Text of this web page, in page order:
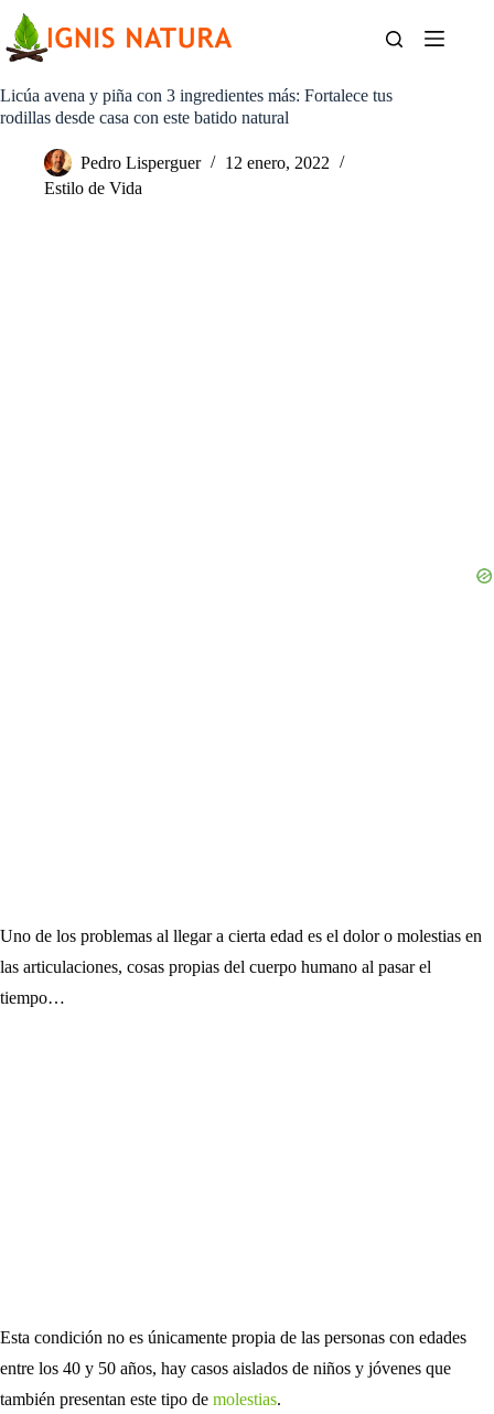
contenido
Licúa avena y piña con 3 ingredientes más: Fortalece tus
rodillas desde casa con este batido natural
Pedro Lisperguer
12 enero, 2022
Estilo de Vida
Uno de los problemas al llegar a cierta edad es el dolor o molestias en
las articulaciones, cosas propias del cuerpo humano al pasar el
tiempo…
Esta condición no es únicamente propia de las personas con edades
entre los 40 y 50 años, hay casos aislados de niños y jóvenes que
también presentan este tipo de molestias.